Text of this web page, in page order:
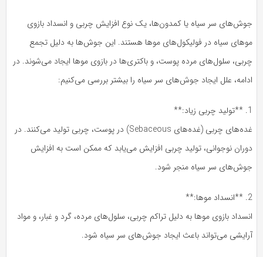
جوش‌های سر سیاه یا کمدون‌ها، یک نوع افزایش چربی و انسداد بازوی
موهای سیاه در فولیکول‌های موها هستند. این جوش‌ها به دلیل تجمع
چربی، سلول‌های مرده پوست، و باکتری‌ها در بازوی موها ایجاد می‌شوند. در
ادامه، علل ایجاد جوش‌های سر سیاه را بیشتر بررسی می‌کنیم:
1. **تولید چربی زیاد:**
غده‌های چربی (غده‌های Sebaceous) در پوست، چربی تولید می‌کنند. در
دوران نوجوانی، تولید چربی افزایش می‌یابد که ممکن است به افزایش
جوش‌های سر سیاه منجر شود.
2. **انسداد موها:**
انسداد بازوی موها به دلیل تراکم چربی، سلول‌های مرده، گرد و غبار، و مواد
آرایشی می‌تواند باعث ایجاد جوش‌های سر سیاه شود.